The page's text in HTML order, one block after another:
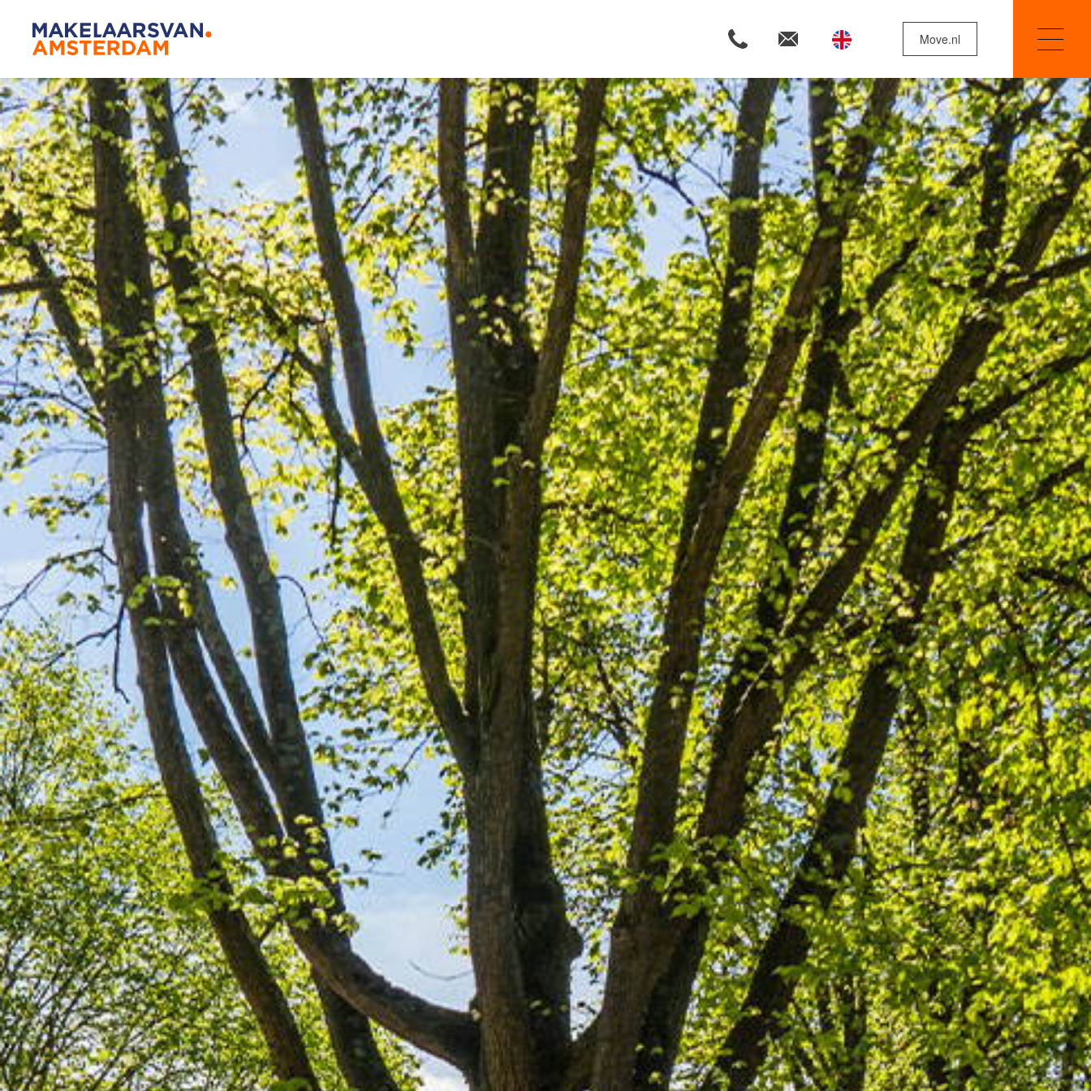
Move.nl
Makelaars van Amsterdam Ons aanbod Woningzoekers
Onze makelaars Onze expertises Huis verkopen
Huis kopen Uw huis verhuren Onze diensten
Contact Word jij onze nieuwe makelaar? Woning Waarde Adviesdagen
De waarde van uw woning
Blog
De Amsterdamse
woningmarkt
verandert
Lees de blog vanRedactie Makelaars
van Amsterdam